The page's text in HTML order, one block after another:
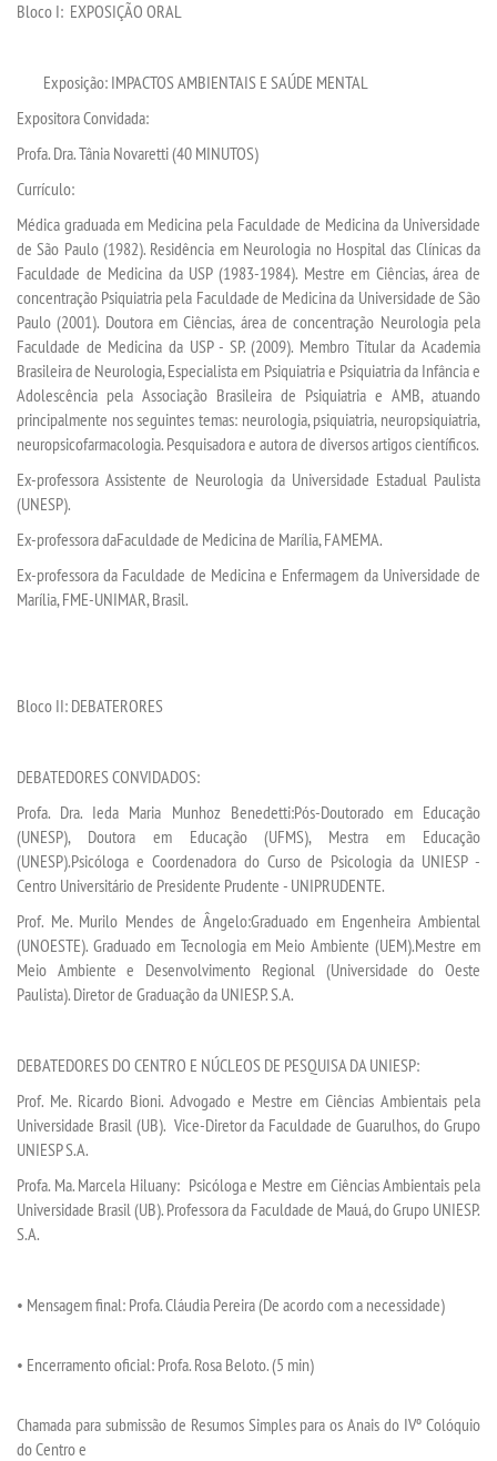
Bloco I: EXPOSIÇÃO ORAL
Exposição: IMPACTOS AMBIENTAIS E SAÚDE MENTAL
ExpositoraConvidada:
Profa. Dra.Tânia Novaretti(40 MINUTOS)
Currículo:
Médica graduada em Medicina pela Faculdade de Medicina da Universidade
de São Paulo (1982). Residência em Neurologia no Hospital das Clínicas da
Faculdade de Medicina da USP (1983-1984). Mestre em Ciências, área de
concentração Psiquiatria pela Faculdade de Medicina da Universidade de São
Paulo (2001). Doutora em Ciências, área de concentração Neurologia pela
Faculdade de Medicina da USP - SP. (2009). Membro Titular da Academia
Brasileira de Neurologia, Especialista em Psiquiatria e Psiquiatria da Infância e
Adolescência pela Associação Brasileira de Psiquiatria e AMB, atuando
principalmente nos seguintes temas: neurologia, psiquiatria, neuropsiquiatria,
neuropsicofarmacologia. Pesquisadora e autora de diversos artigos científicos.
Ex-professora Assistente de Neurologia da Universidade Estadual Paulista
(UNESP).
Ex-professoradaFaculdade de Medicina de Marília, FAMEMA.
Ex-professora da Faculdade de Medicina e Enfermagem da Universidade de
Marília, FME-UNIMAR, Brasil.
Bloco II: DEBATERORES
DEBATEDORES CONVIDADOS:
Profa. Dra. Ieda Maria Munhoz Benedetti:Pós-Doutorado em Educação
(UNESP), Doutora em Educação (UFMS), Mestra em Educação
(UNESP).Psicóloga e Coordenadora do Curso de Psicologia da UNIESP -
Centro Universitário de Presidente Prudente - UNIPRUDENTE.
Prof. Me. Murilo Mendes deÂngelo:Graduado em Engenheira Ambiental
(UNOESTE). Graduado em Tecnologia em Meio Ambiente (UEM).Mestre em
Meio Ambiente e Desenvolvimento Regional (Universidade doOeste
Paulista). Diretor de Graduação da UNIESP. S.A.
DEBATEDORES DO CENTRO E NÚCLEOS DE PESQUISA DA UNIESP:
Prof. Me. Ricardo Bioni. Advogado e Mestre em Ciências Ambientais pela
Universidade Brasil (UB). Vice-Diretor da Faculdade de Guarulhos, do Grupo
UNIESP S.A.
Profa. Ma. Marcela Hiluany: Psicóloga e Mestre em Ciências Ambientais pela
Universidade Brasil (UB). Professora da Faculdade de Mauá, do Grupo UNIESP.
S.A.
• Mensagem final: Profa. Cláudia Pereira (De acordo com a necessidade)
• Encerramento oficial: Profa. Rosa Beloto. (5 min)
Chamada para submissãode Resumos Simples para osAnais do IVº Colóquio
do Centro e